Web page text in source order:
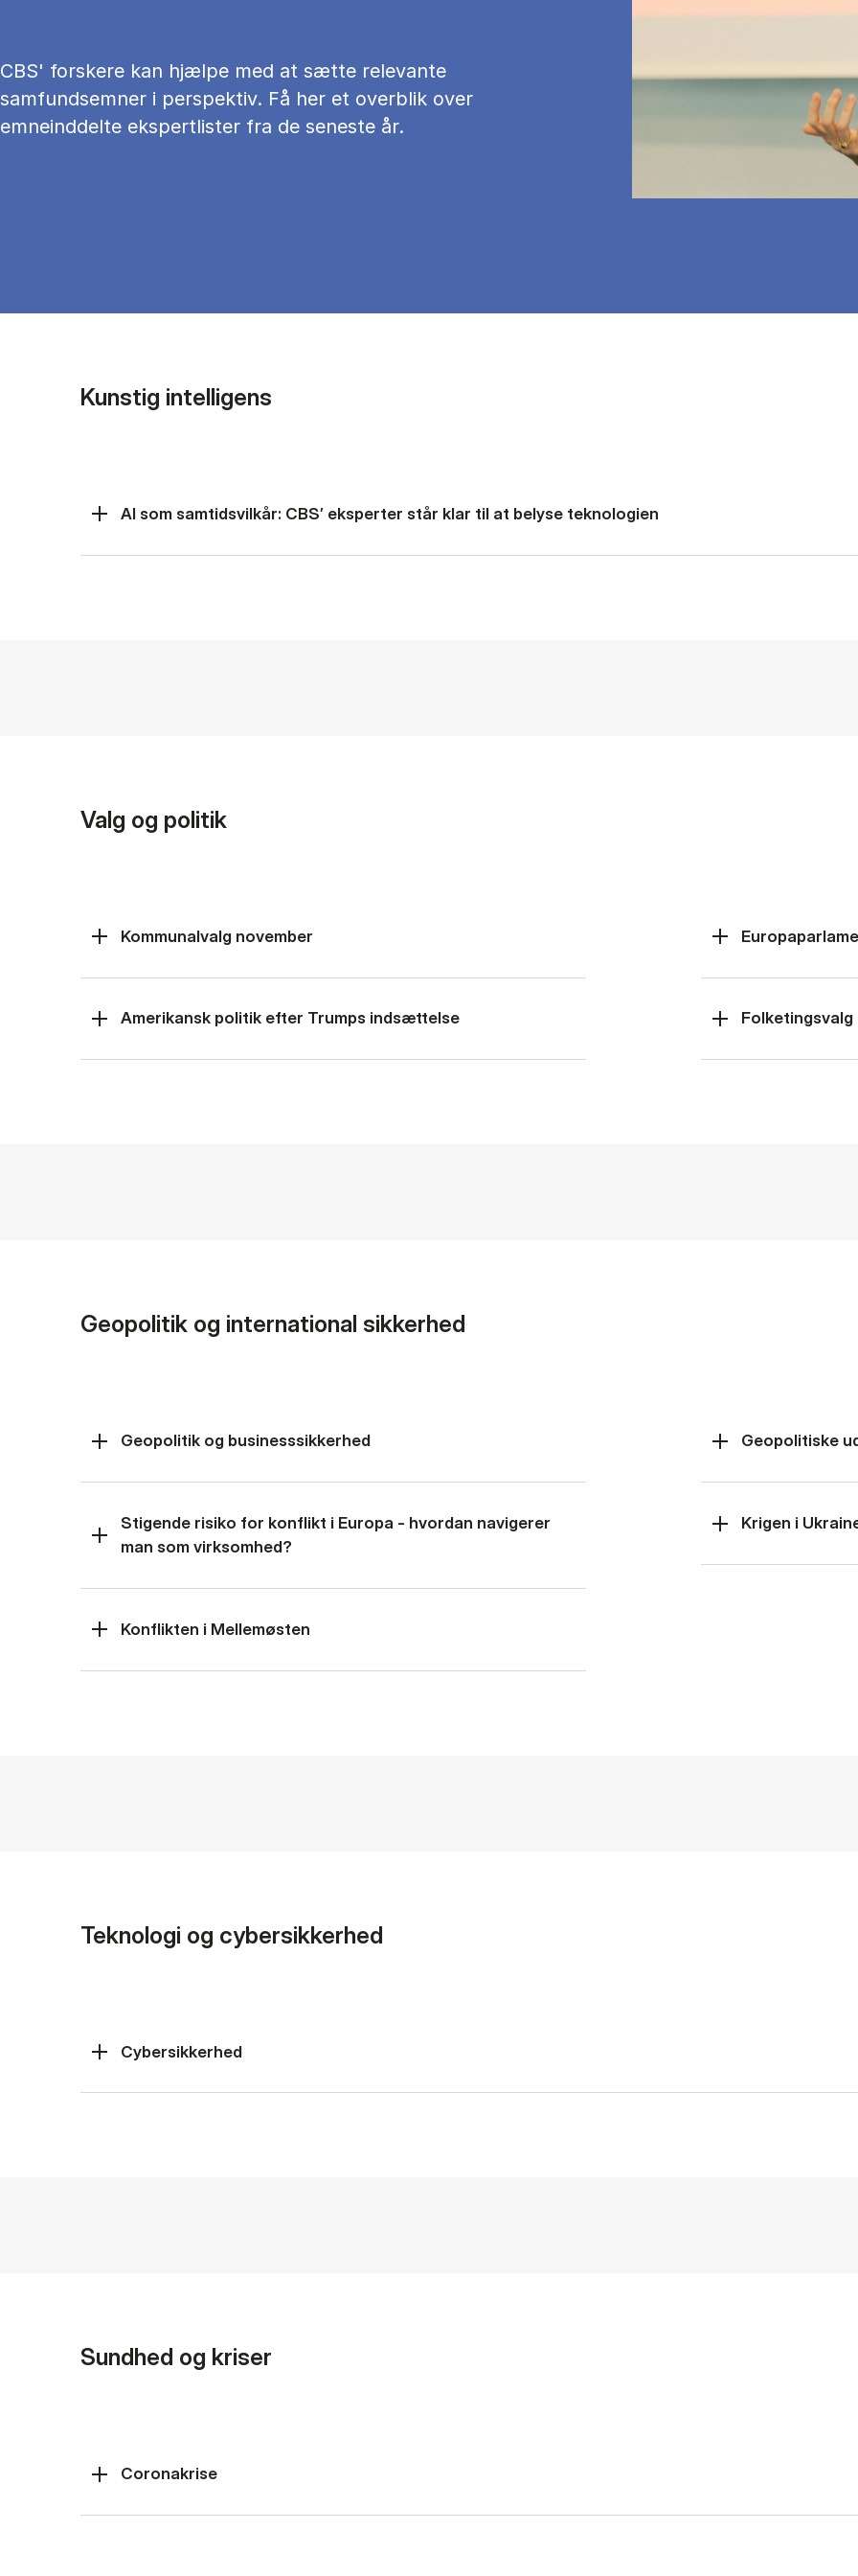
CBS' forskere kan hjælpe med at sætte relevante
samfundsemner i perspektiv. Få her et overblik over
emneinddelte ekspertlister fra de seneste år.
Kunstig intelligens
AI som samtidsvilkår: CBS’ eksperter står klar til at belyse teknologien
Valg og politik
Kommunalvalg november
Amerikansk politik efter Trumps indsættelse Folketingsvalg
Geopolitik og international sikkerhed
Geopolitik og businesssikkerhed
Stigende risiko for konflikt i Europa - hvordan navigerer
man som virksomhed?
Konflikten i Mellemøsten
Geopolitiske
Krigen i
Teknologi og cybersikkerhed
Cybersikkerhed
Sundhed og kriser
Coronakrise